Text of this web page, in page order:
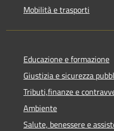
Mobilità e trasporti
Educazione e formazione
Giustizia e sicurezza
Tributi,finanze e
Ambiente
Salute, benessere e